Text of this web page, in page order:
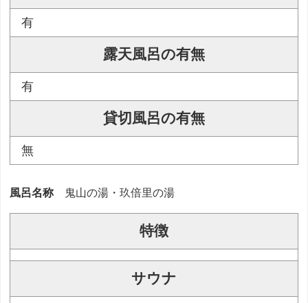
有
露天風呂の有無
有
貸切風呂の有無
無
風呂名称 鬼山の湯・玖倍里の湯
特徴
サウナ